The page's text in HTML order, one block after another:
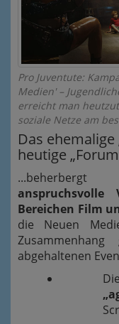
Pro Juventute:
Medien' –
erreicht man
soziale Netze am
Das ehemalige
heutige
anspruchsvolle
Bereichen Film
die Neuen
abgehaltenen